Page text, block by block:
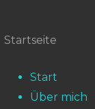
Startseite
Start
Über mich